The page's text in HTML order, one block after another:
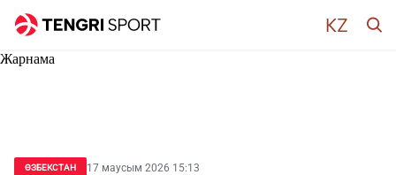
Жарнама
ӨЗБЕКСТАН 17 маусым 2026 15:13